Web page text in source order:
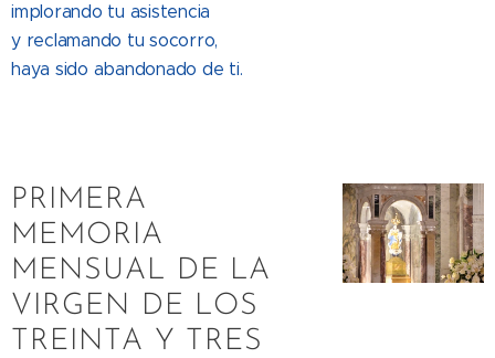
implorando tu asistencia
y reclamando tu socorro,
haya sido abandonado de ti.
PRIMERA
MEMORIA
MENSUAL DE LA
VIRGEN DE LOS
TREINTA Y TRES